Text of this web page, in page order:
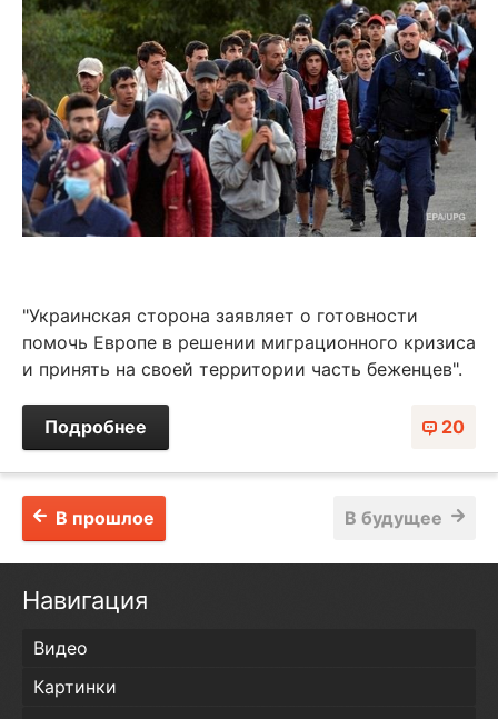
"Украинская сторона заявляет о готовности
помочь Европе в решении миграционного кризиса
и принять на своей территории часть беженцев".
20
Подробнее
В будущее
В прошлое
Навигация
Видео
Картинки